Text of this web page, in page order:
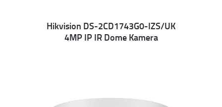
Details
Hikvision DS-2CD1743G0-IZS/UK
4MP IP IR Dome Kamera